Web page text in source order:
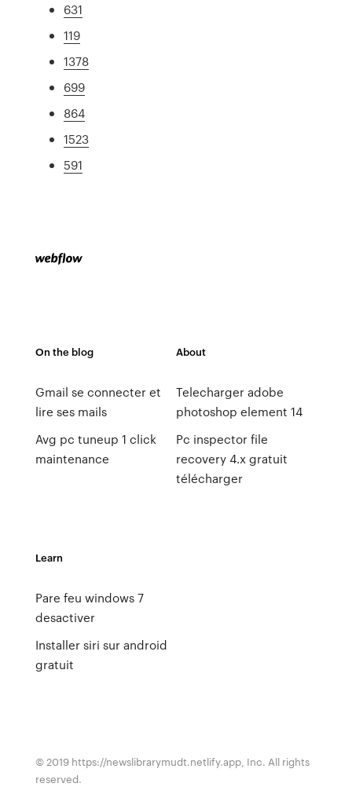
631
119
1378
699
864
1523
591
On the blog
Gmail se connecter et
lire ses mails
Avg pc tuneup 1 click
maintenance
About
Telecharger adobe
photoshop element 14
Pc inspector file
recovery 4.x gratuit
télécharger
Learn
Pare feu windows 7
desactiver
Installer siri sur android
gratuit
© 2019 https://newslibrarymudt.netlify.app, Inc. All rights
reserved.